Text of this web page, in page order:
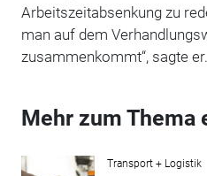
Arbeitszeitabsenkung zu
man auf dem
zusammenkommt“, sagte er.
Mehr zum Thema
Transport + Logistik